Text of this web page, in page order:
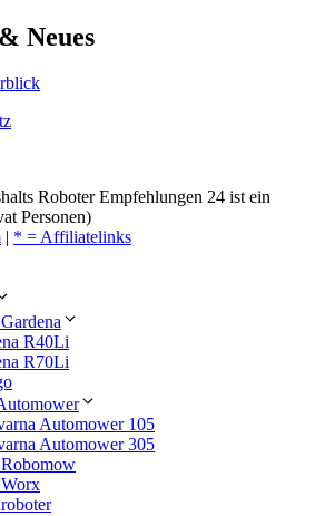
Neues
Roboter Empfehlungen 24 ist ein
Personen)
| * = Affiliatelinks
R40Li
R70Li
Automower 105
Automower 305